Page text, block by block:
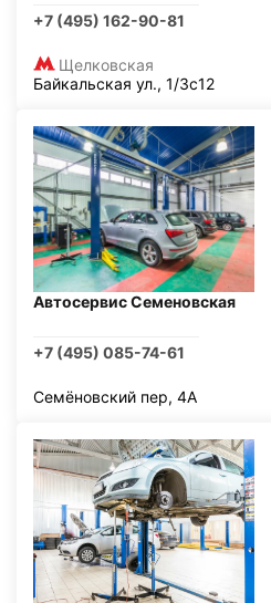
+7 (495) 162-90-81
Щелковская
Байкальская ул., 1/3с12
Автосервис Семеновская
+7 (495) 085-74-61
Семёновский пер, 4А